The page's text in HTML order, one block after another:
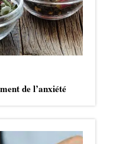
de l’anxiété